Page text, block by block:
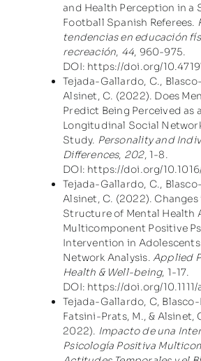
and Health Perception in a
Football Spanish Referees.
tendencias en educación
recreación, 44, 960-975.
DOI: https://doi.org/
Tejada-Gallardo, C.,
Alsinet, C. (2022). Does
Predict Being Perceived as
Longitudinal Social
Study. Personality and
Differences, 202, 1-8.
DOI: https://doi.org/
Tejada-Gallardo, C.,
Alsinet, C. (2022).
Structure of Mental Health
Multicomponent Positive
Intervention in
Network Analysis. Applied
Health & Well-being, 1-17.
DOI: https://doi.org/10.1111/
Tejada-Gallardo, C, Blasco-
Fatsini-Prats, M., & Alsinet,
2022). Impacto de una
Psicología Positiva